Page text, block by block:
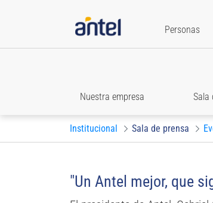
Personas
Nuestra empresa Sala
Institucional Sala de prensa
"Un Antel mejor, que